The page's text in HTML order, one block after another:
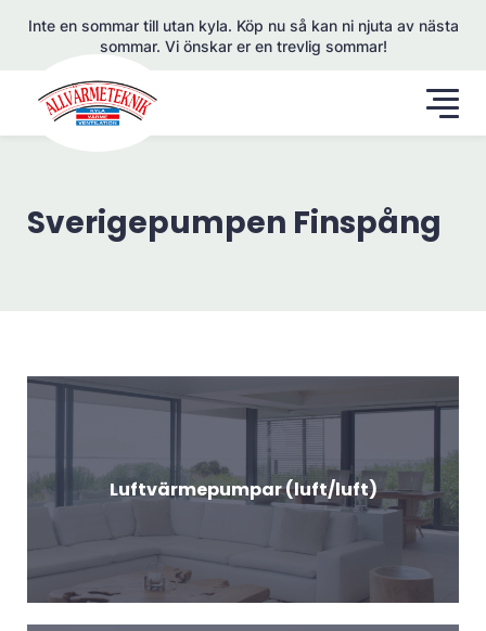
Inte en sommar till utan kyla. Köp nu så kan ni njuta av nästa
sommar. Vi önskar er en trevlig sommar!
Sverigepumpen Finspång
Luftvärmepumpar (luft/luft)